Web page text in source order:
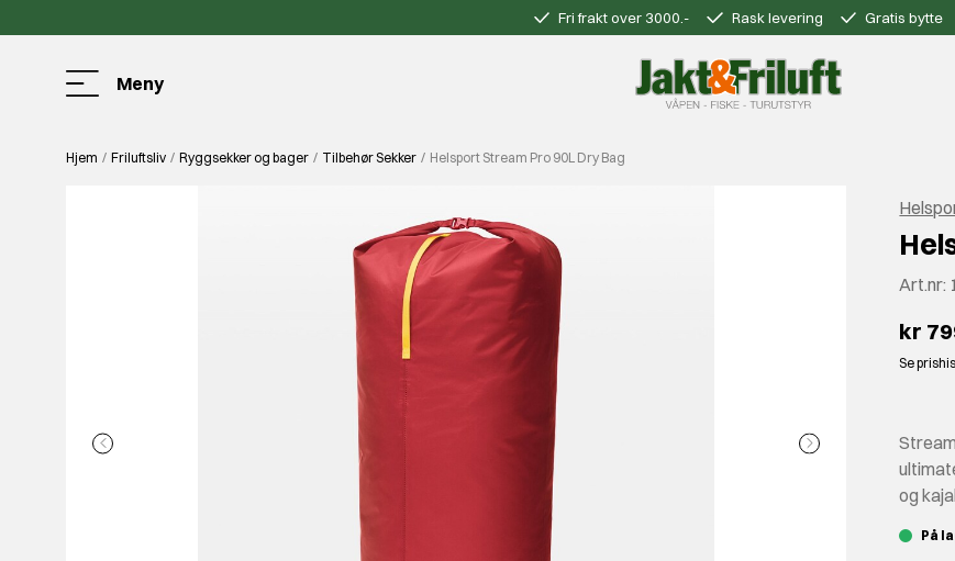
Fri frakt over 3000.- Rask levering Gratis bytte
Meny
Hjem Friluftsliv Ryggsekker og bager Tilbehør Sekker Helsport Stream Pro 90L Dry Bag
Art.nr:
kr
Se
og
På